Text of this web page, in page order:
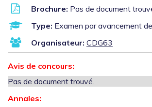
Brochure: Pas de document
Type: Examen par avancement
Organisateur: CDG63
Avis de concours:
Pas de document trouvé.
Annales: